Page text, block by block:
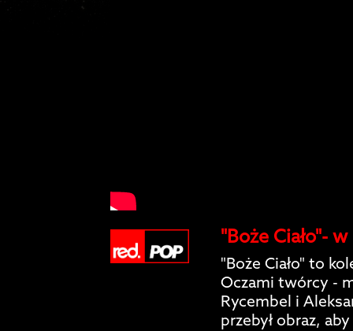
"Boże Ciało"-
"Boże Ciało" to
Oczami twórcy -
Rycembel i
przebył obraz,